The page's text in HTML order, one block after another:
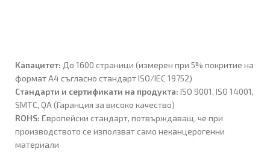
Капацитет: До 1600 страници (измерен при 5% покритие на
формат A4 съгласно стандарт ISO/IEC 19752)
Стандарти и сертификати на продукта: ISO 9001, ISO 14001,
SMTC, QA (Гаранция за високо качество)
ROHS: Европейски стандарт, потвърждаващ, че при
производството се използват само неканцерогенни
материали